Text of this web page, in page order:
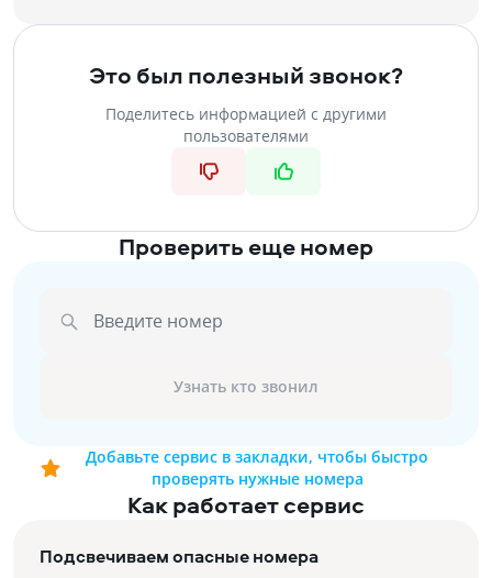
Это был полезный звонок?
Поделитесь информацией с другими
пользователями
Проверить еще номер
Введите номер
Узнать кто звонил
Добавьте сервис в закладки, чтобы быстро
проверять нужные номера
Как работает сервис
Подсвечиваем опасные номера